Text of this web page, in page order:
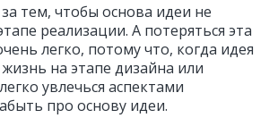
тем, чтобы основа идеи не
реализации. А потеряться эта
легко, потому что, когда идея
на этапе дизайна или
увлечься аспектами
про основу идеи.